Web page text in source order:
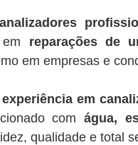
em reparações de
em empresas e
em
comágua,
qualidade e total